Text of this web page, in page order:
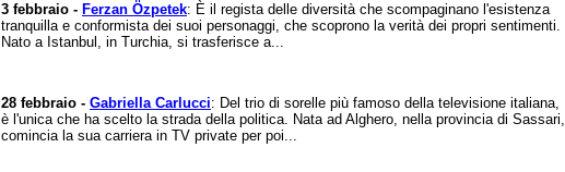
3 febbraio - Ferzan Özpetek: È il regista delle diversità che scompaginano l'esistenza
tranquilla e conformista dei suoi personaggi, che scoprono la verità dei propri sentimenti.
Nato a Istanbul, in Turchia, si trasferisce a...
28 febbraio - Gabriella Carlucci: Del trio di sorelle più famoso della televisione italiana,
è l'unica che ha scelto la strada della politica. Nata ad Alghero, nella provincia di Sassari,
comincia la sua carriera in TV private per poi...